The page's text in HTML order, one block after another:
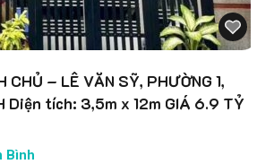
CHỦ – LÊ VĂN SỸ, PHƯỜNG 1,
Diện tích: 3,5m x 12m GIÁ 6.9 TỶ
Bình